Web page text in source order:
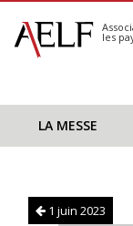
S'abonner
Calendrier
les
LA MESSE
1 juin 2023